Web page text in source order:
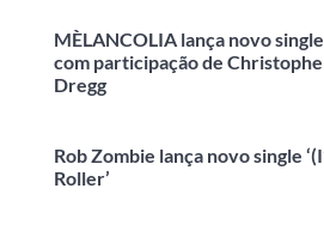
MÈLANCOLIA lança novo
com participação de
Dregg
Rob Zombie lança novo single
Roller’